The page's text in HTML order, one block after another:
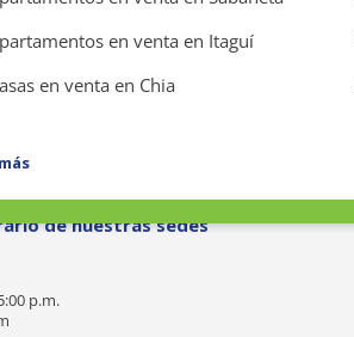
en venta en Itaguí
en venta en Chia
de nuestras sedes
p.m.